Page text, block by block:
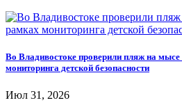
Во Владивостоке проверили пляж на
мониторинга детской безопасности
Июл 31, 2026